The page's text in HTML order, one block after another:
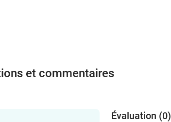
et commentaires
Évaluation (0)